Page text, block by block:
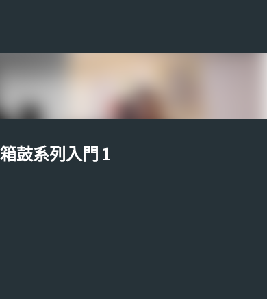
鼓系列入門 1